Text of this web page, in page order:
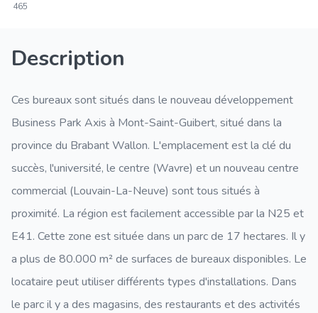
465
Description
Ces bureaux sont situés dans le nouveau développement
Business Park Axis à Mont-Saint-Guibert, situé dans la
province du Brabant Wallon. L'emplacement est la clé du
succès, l'université, le centre (Wavre) et un nouveau centre
commercial (Louvain-La-Neuve) sont tous situés à
proximité. La région est facilement accessible par la N25 et
E41. Cette zone est située dans un parc de 17 hectares. Il y
a plus de 80.000 m² de surfaces de bureaux disponibles. Le
locataire peut utiliser différents types d'installations. Dans
le parc il y a des magasins, des restaurants et des activités